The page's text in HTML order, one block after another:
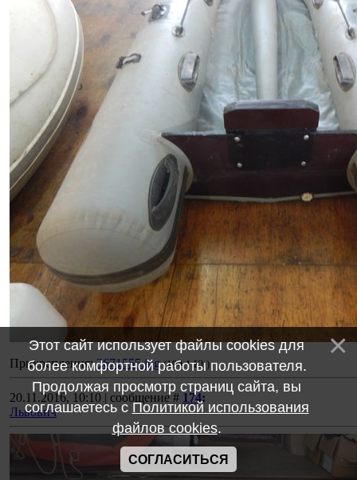
Прикрепления:3671555.jpg (194.1 Kb)
20.11.2016, 10:10 | сообщение # 174:
Львович
Этот сайт использует файлы cookies для
более комфортной работы пользователя.
Продолжая просмотр страниц сайта, вы
соглашаетесь с Политикой использования
файлов cookies.
СОГЛАСИТЬСЯ